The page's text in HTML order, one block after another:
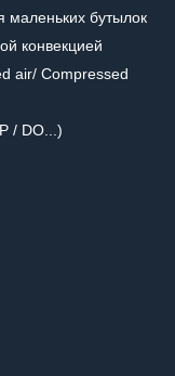
маленьких бутылок
конвекцией
air/ Compressed
/ DO...)